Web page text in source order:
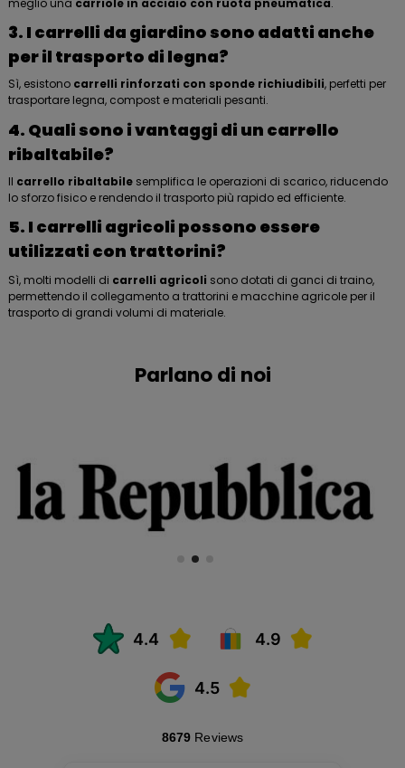
3. I carrelli da giardino sono adatti anche
per il trasporto di legna?
Sì, esistono carrelli rinforzati con sponde richiudibili, perfetti per
trasportare legna, compost e materiali pesanti.
4. Quali sono i vantaggi di un carrello
ribaltabile?
Il carrello ribaltabile semplifica le operazioni di scarico, riducendo
lo sforzo fisico e rendendo il trasporto più rapido ed efficiente.
5. I carrelli agricoli possono essere
utilizzati con trattorini?
Sì, molti modelli di carrelli agricoli sono dotati di ganci di traino,
permettendo il collegamento a trattorini e macchine agricole per il
trasporto di grandi volumi di materiale.
Parlano di noi